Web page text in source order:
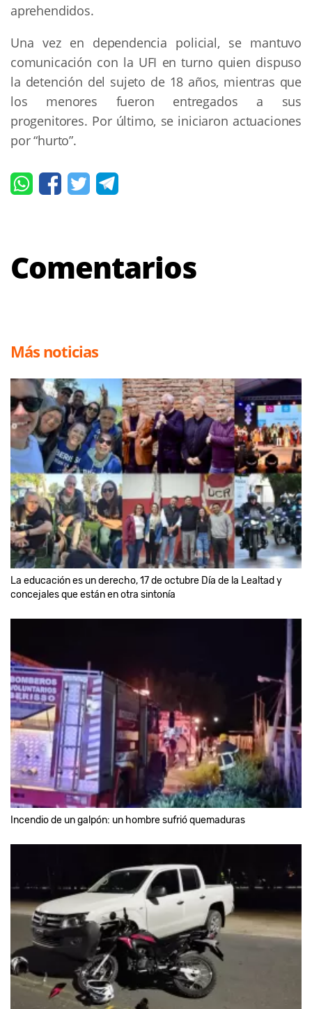
aprehendidos.
Una vez en dependencia policial, se mantuvo
comunicación con la UFI en turno quien dispuso
la detención del sujeto de 18 años, mientras que
los menores fueron entregados a sus
progenitores. Por último, se iniciaron actuaciones
por “hurto”.
Comentarios
Más noticias
La educación es un derecho, 17 de octubre Día de la Lealtad y
concejales que están en otra sintonía
Incendio de un galpón: un hombre sufrió quemaduras